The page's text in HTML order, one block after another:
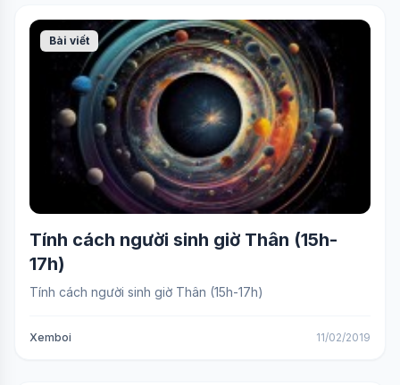
Bài viết
Tính cách người sinh giờ Thân (15h-
17h)
Tính cách người sinh giờ Thân (15h-17h)
Xemboi 11/02/2019